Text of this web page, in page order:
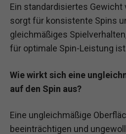
Ein standardisiertes Gewicht
sorgt für konsistente Spins
gleichmäßiges
für optimale Spin-Leistung
Wie wirkt sich eine
auf den Spin aus?
Eine ungleichmäßige
beeinträchtigen und